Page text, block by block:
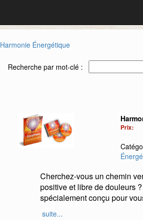
Harmonie Énergétique
Recherche par mot-clé :
Prix:
Cherchez-vous un chemin
positive et libre de douleurs
spécialement conçu pour
Il s'agit d'un
suite...